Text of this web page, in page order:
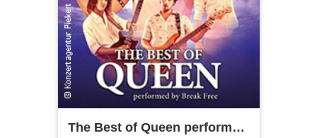
The Best of Queen performed